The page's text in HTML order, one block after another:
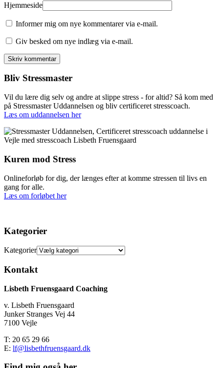
Hjemmeside
Informer mig om nye kommentarer via e-mail.
Giv besked om nye indlæg via e-mail.
Bliv Stressmaster
Vil du lære dig selv og andre at slippe stress - for altid? Så kom med
på Stressmaster Uddannelsen og bliv certificeret stresscoach.
Læs om uddannelsen her
Kuren mod Stress
Onlineforløb for dig, der længes efter at komme stressen til livs en
gang for alle.
Læs om forløbet her
Kategorier
Kategorier
Kontakt
Lisbeth Fruensgaard Coaching
v. Lisbeth Fruensgaard
Junker Stranges Vej 44
7100 Vejle
T: 20 65 29 66
E: lf@lisbethfruensgaard.dk